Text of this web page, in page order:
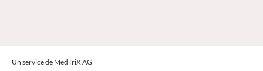
Un service de MedTriX AG